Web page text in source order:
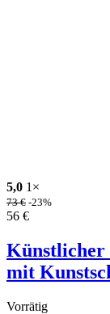
5,0 1×
73€ -23%
56 €
Künstlicher
mit
Vorrätig